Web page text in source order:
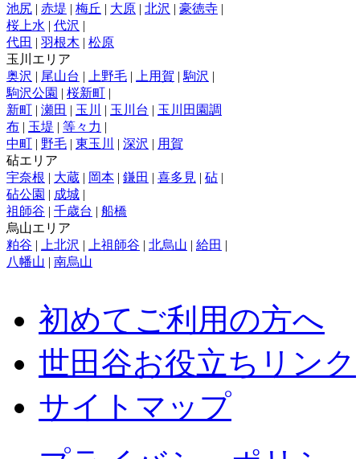
池尻 | 赤堤 | 梅丘 | 大原 | 北沢 | 豪徳寺 |
桜上水 | 代沢 |
代田 | 羽根木 | 松原
玉川エリア
奥沢 | 尾山台 | 上野毛 | 上用賀 | 駒沢 |
駒沢公園 | 桜新町 |
新町 | 瀬田 | 玉川 | 玉川台 | 玉川田園調
布 | 玉堤 | 等々力 |
中町 | 野毛 | 東玉川 | 深沢 | 用賀
砧エリア
宇奈根 | 大蔵 | 岡本 | 鎌田 | 喜多見 | 砧 |
砧公園 | 成城 |
祖師谷 | 千歳台 | 船橋
烏山エリア
粕谷 | 上北沢 | 上祖師谷 | 北烏山 | 給田 |
八幡山 | 南烏山
初めてご利用の方へ
世田谷お役立ちリンク
サイトマップ